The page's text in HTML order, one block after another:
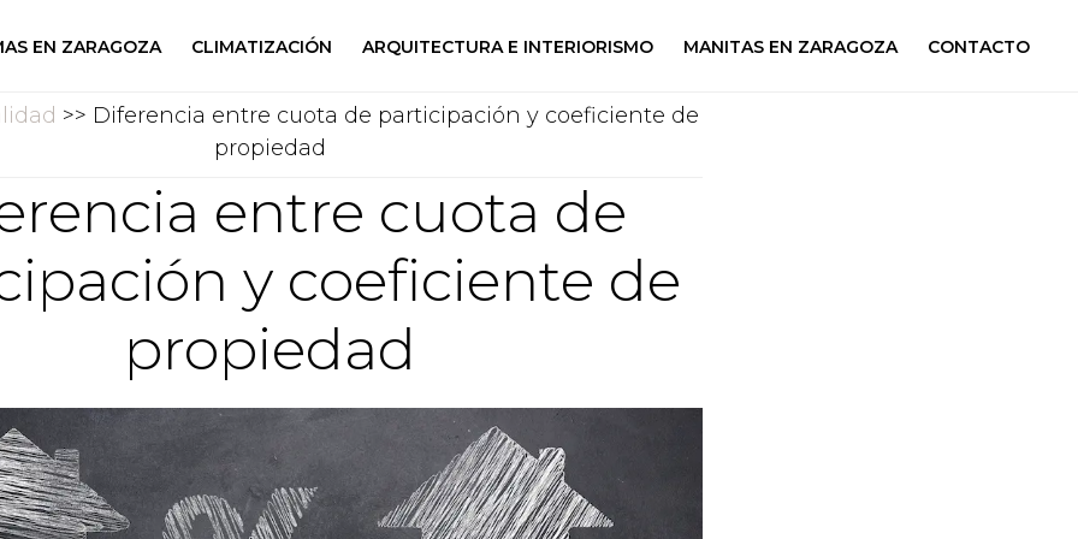
EN ZARAGOZA CLIMATIZACIÓN ARQUITECTURA E INTERIORISMO MANITAS EN ZARAGOZA CONTACTO
>> Diferencia entre cuota de participación y coeficiente de
propiedad
entre cuota de
y coeficiente de
propiedad